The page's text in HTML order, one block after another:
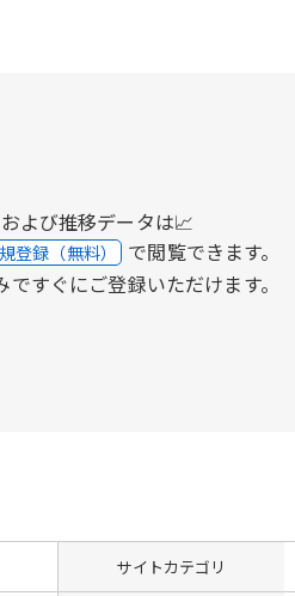
よび推移データは📈
登録（無料） で閲覧できます。
すぐにご登録いただけます。
サイトカテゴリ